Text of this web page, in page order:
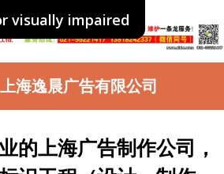
visually impaired
上海逸晨广告有限公司
的上海广告制作公司，